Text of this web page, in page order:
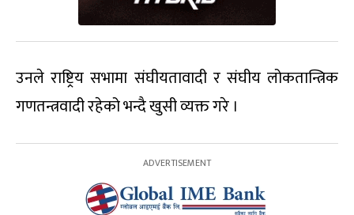
उनले राष्ट्रिय सभामा संघीयतावादी र संघीय लोकतान्त्रिक
गणतन्त्रवादी रहेको भन्दै खुसी व्यक्त गरे ।